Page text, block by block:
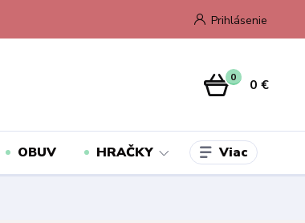
Prihlásenie
0 0 €
OBUV HRAČKY Viac